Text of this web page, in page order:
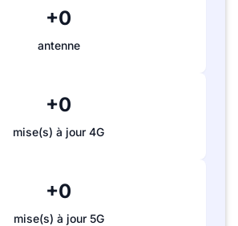
+0
antenne
+0
mise(s) à jour 4G
+0
mise(s) à jour 5G